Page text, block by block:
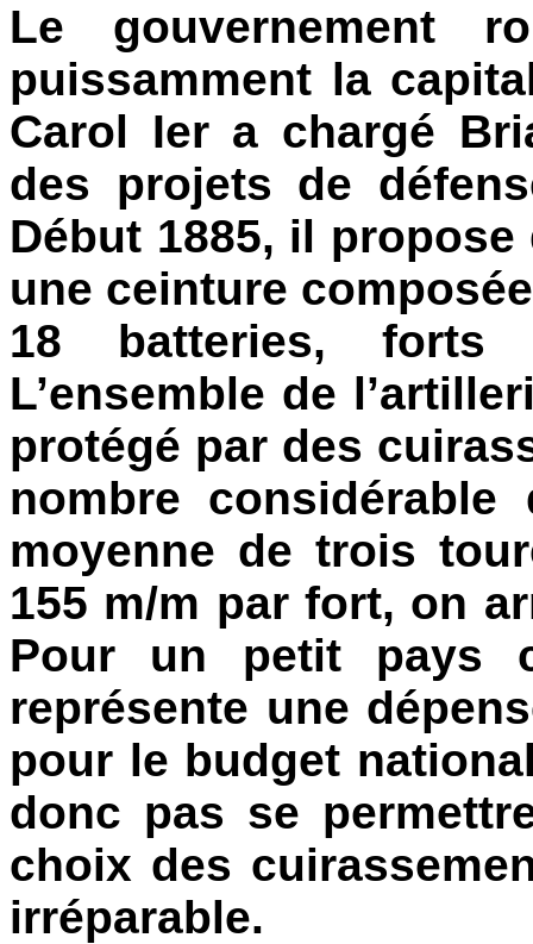
Le gouvernement
puissamment la
Carol Ier a chargé
des projets de
Début 1885, il
une ceinture
18 batteries, forts
L’ensemble de
protégé par des
nombre
moyenne de trois
155 m/m par fort, on
Pour un petit pays
représente une
pour le budget
donc pas se
choix des
irréparable.